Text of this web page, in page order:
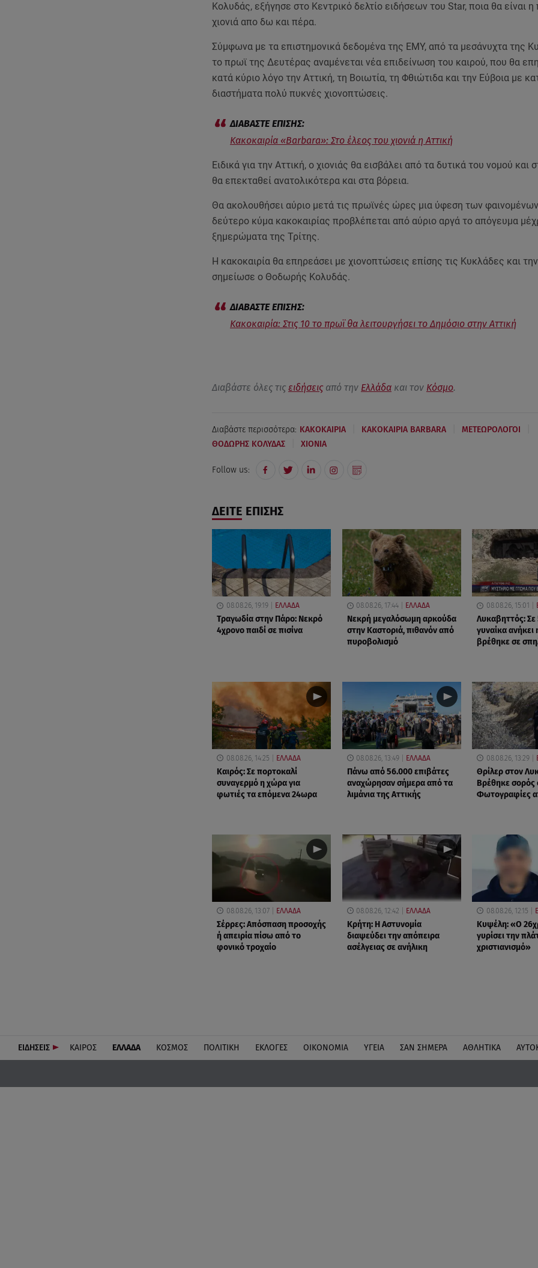
Κολυδάς, εξήγησε στο Κεντρικό δελτίο ειδήσεων του Star, ποια θα είναι η
χιονιά απο δω και πέρα.
Σύμφωνα με τα επιστημονικά δεδομένα της ΕΜΥ, από τα μεσάνυχτα της
το πρωϊ της Δευτέρας αναμένεται νέα επιδείνωση του καιρού, που θα
κατά κύριο λόγο την Αττική, τη Βοιωτία, τη Φθιώτιδα και την Εύβοια με
διαστήματα πολύ πυκνές χιονοπτώσεις.
Κακοκαιρία «Βarbara»: Στο έλεος του χιονιά η Αττική
Ειδικά για την Αττική, ο χιονιάς θα εισβάλει από τα δυτικά του νομού και
θα επεκταθεί ανατολικότερα και στα βόρεια.
Θα ακολουθήσει αύριο μετά τις πρωϊνές ώρες μια ύφεση των
δεύτερο κύμα κακοκαιρίας προβλέπεται από αύριο αργά το απόγευμα
ξημερώματα της Τρίτης.
Η κακοκαιρία θα επηρεάσει με χιονοπτώσεις επίσης τις Κυκλάδες και
σημείωσε ο Θοδωρής Κολυδάς.
Κακοκαιρία: Στις 10 το πρωϊ θα λειτουργήσει το Δημόσιο στην Αττική
Διαβάστε όλες τις ειδήσειςαπό την Ελλάδακαι τον Κόσμο.
Διαβάστε περισσότερα: ΚΑΚΟΚΑΙΡΙΑ ΚΑΚΟΚΑΙΡΙΑ BARBARA ΜΕΤΕΩΡΟΛΟΓΟΙ
ΘΟΔΩΡΗΣ ΚΟΛΥΔΑΣ ΧΙΟΝΙΑ
Follow us:
ΔΕΙΤΕ ΕΠΙΣΗΣ
08.08.26, 19:19 ΕΛΛΑΔΑ
Τραγωδία στην Πάρο: Νεκρό
4χρονο παιδί σε πισίνα
08.08.26, 17:44 ΕΛΛΑΔΑ
Νεκρή μεγαλόσωμη αρκούδα
στην Καστοριά, πιθανόν από
πυροβολισμό
08.08.26, 15:01
Λυκαβηττός: Σε
γυναίκα
βρέθηκε σε
08.08.26, 14:25 ΕΛΛΑΔΑ
Καιρός: Σε πορτοκαλί
συναγερμό η χώρα για
φωτιές τα επόμενα 24ωρα
08.08.26, 13:49 ΕΛΛΑΔΑ
Πάνω από 56.000 επιβάτες
αναχώρησαν σήμερα από τα
λιμάνια της Αττικής
08.08.26, 13:29
Θρίλερ στον
Βρέθηκε σορός
Φωτογραφίες
08.08.26, 13:07 ΕΛΛΑΔΑ
Σέρρες: Απόσπαση προσοχής
ή απειρία πίσω από το
φονικό τροχαίο
08.08.26, 12:42 ΕΛΛΑΔΑ
Κρήτη: Η Αστυνομία
διαψεύδει την απόπειρα
ασέλγειας σε ανήλικη
08.08.26, 12:15
Κυψέλη: «Ο
γυρίσει την
χριστιανισμό»
ΕΙΔΗΣΕΙΣ ΚΑΙΡΟΣ ΕΛΛΑΔΑ ΚΟΣΜΟΣ ΠΟΛΙΤΙΚΗ ΕΚΛΟΓΕΣ ΟΙΚΟΝΟΜΙΑ ΥΓΕΙΑ ΣΑΝ ΣΗΜΕΡΑ ΑΘΛΗΤΙΚΑ